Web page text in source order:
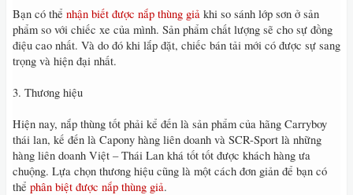
Bạn có thể nhận biết được nắp thùng giả khi so sánh lớp sơn ở sản
phẩm so với chiếc xe của mình. Sản phẩm chất lượng sẽ cho sự đồng
điệu cao nhất. Và do đó khi lắp đặt, chiếc bán tải mới có được sự sang
trọng và hiện đại nhất.
3. Thương hiệu
Hiện nay, nắp thùng tốt phải kể đến là sản phẩm của hãng Carryboy
thái lan, kế đến là Capony hàng liên doanh và SCR-Sport là những
hàng liên doanh Việt – Thái Lan khá tốt tốt được khách hàng ưa
chuộng. Lựa chọn thương hiệu cũng là một cách đơn giản để bạn có
thể phân biệt được nắp thùng giả.